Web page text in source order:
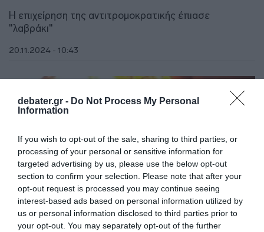
debater.gr - Do Not Process My Personal
Information
If you wish to opt-out of the sale, sharing to third parties, or
processing of your personal or sensitive information for
targeted advertising by us, please use the below opt-out
section to confirm your selection. Please note that after your
opt-out request is processed you may continue seeing
interest-based ads based on personal information utilized by
us or personal information disclosed to third parties prior to
your opt-out. You may separately opt-out of the further
Η επιχείρηση της αντιτρομοκρατικής έπιασε
"λαβράκι"
20.11.2024 - 10:43